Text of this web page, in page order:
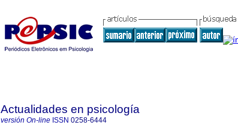
Actualidades en psicología
versión On-line ISSN 0258-6444